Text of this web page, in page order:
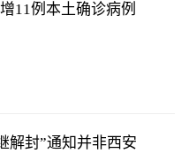
11例本土确诊病例
解封”通知并非西安